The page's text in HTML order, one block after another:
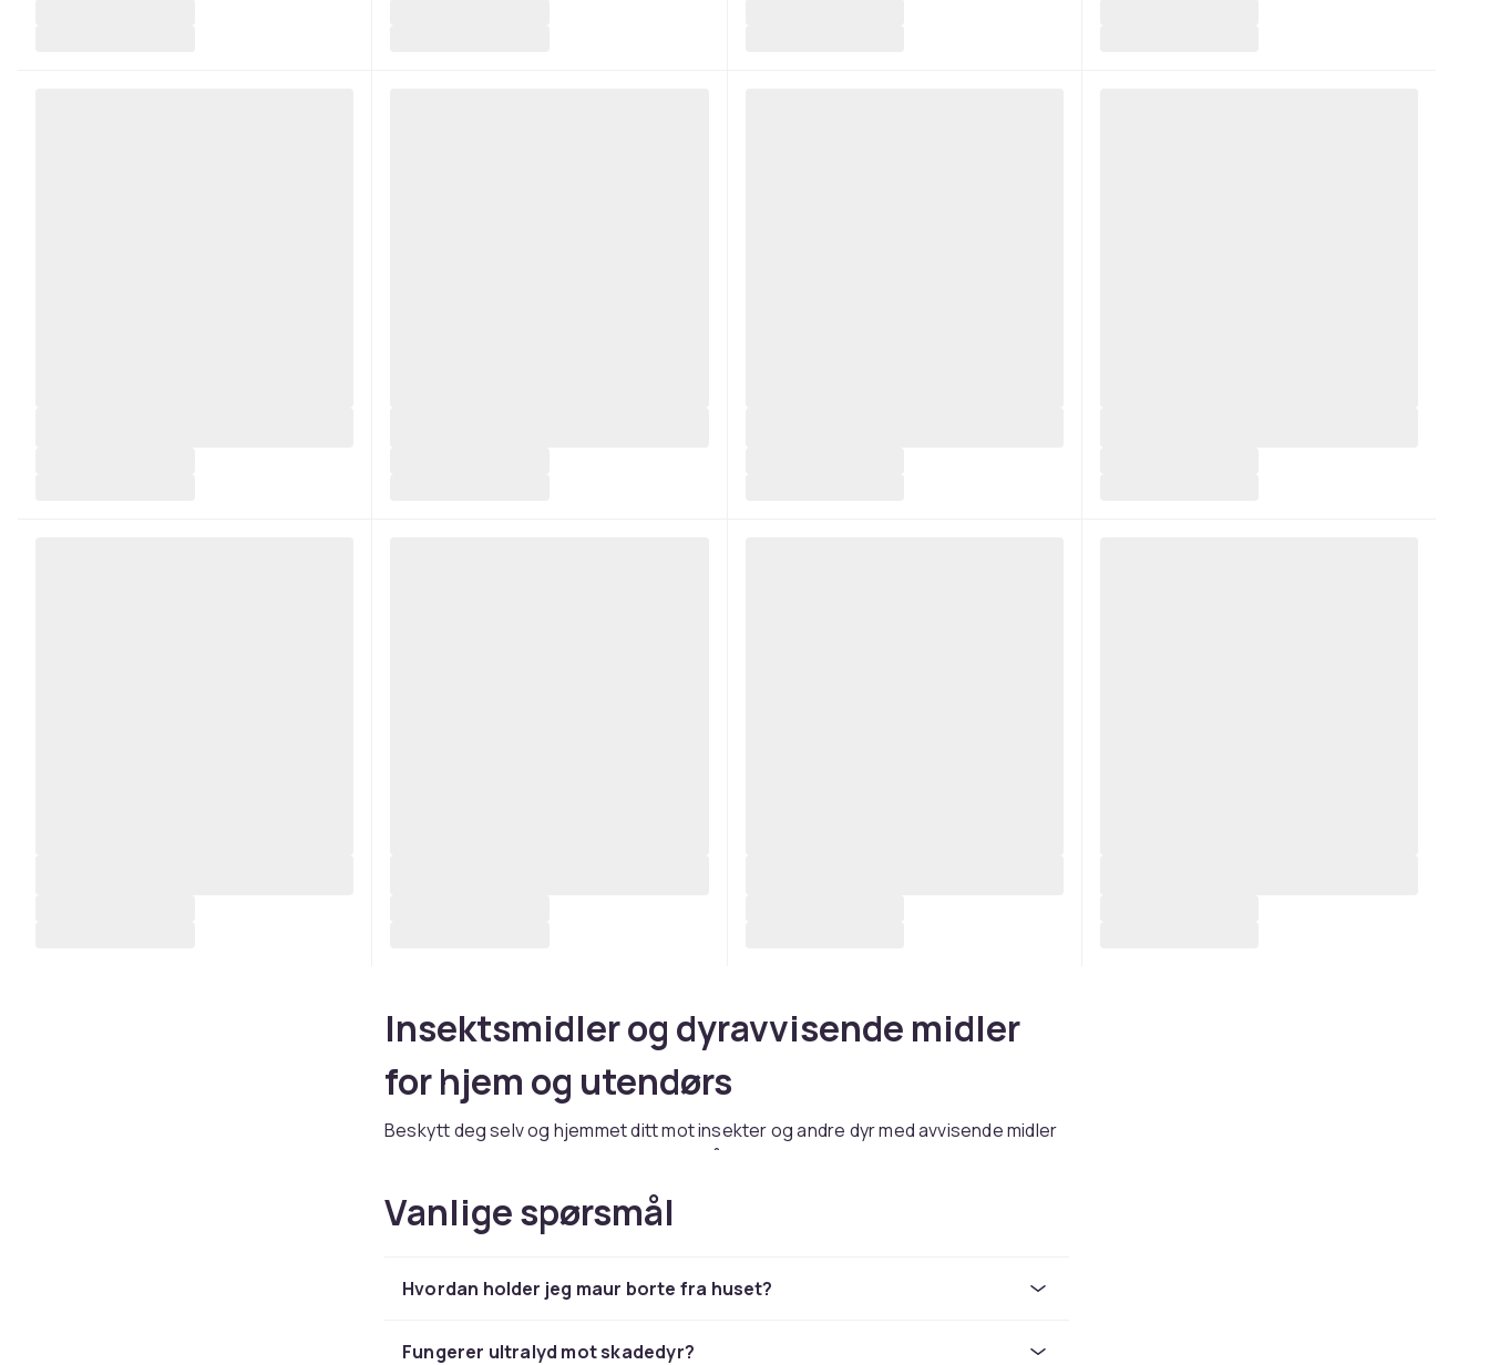
Insektsmidler og dyravvisende midler
for hjem og utendørs
Beskytt deg selv og hjemmet ditt mot insekter og andre dyr med avvisende midler
og flåttspray til ultralydsenheter som holder
Forebygg og bekjemp
Avvisende midler er perfekte for å forebygge problemer før de oppstår. Har
skadedyrfellerfor rask innsats. Kjøp trygt på CDON med rask levering.
Vanlige spørsmål
Hvordan holder jeg maur borte fra huset?
Fungerer ultralyd mot skadedyr?